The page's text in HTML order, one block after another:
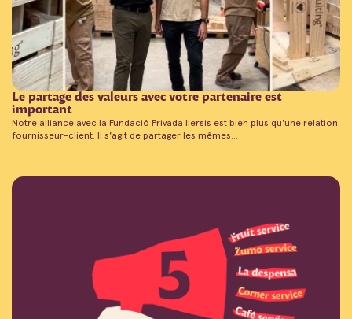
Le partage des valeurs avec votre partenaire est
important
Notre alliance avec la Fundació Privada Ilersis est bien plus qu'une relation
fournisseur-client. Il s'agit de partager les mêmes...